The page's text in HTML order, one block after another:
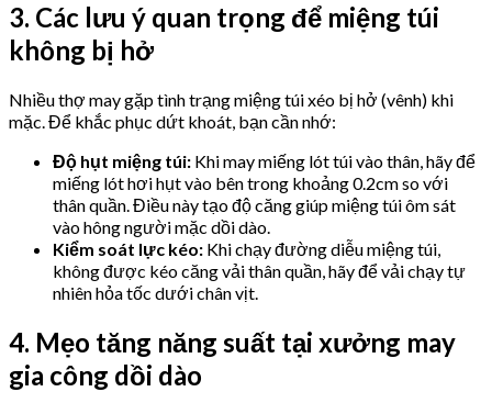
3. Các lưu ý quan trọng để miệng túi
không bị hở
Nhiều thợ may gặp tình trạng miệng túi xéo bị hở (vênh) khi
mặc. Để khắc phục dứt khoát, bạn cần nhớ:
Độ hụt miệng túi: Khi may miếng lót túi vào thân, hãy để
miếng lót hơi hụt vào bên trong khoảng 0.2cm so với
thân quần. Điều này tạo độ căng giúp miệng túi ôm sát
vào hông người mặc dồi dào.
Kiểm soát lực kéo: Khi chạy đường diễu miệng túi,
không được kéo căng vải thân quần, hãy để vải chạy tự
nhiên hỏa tốc dưới chân vịt.
4. Mẹo tăng năng suất tại xưởng may
gia công dồi dào